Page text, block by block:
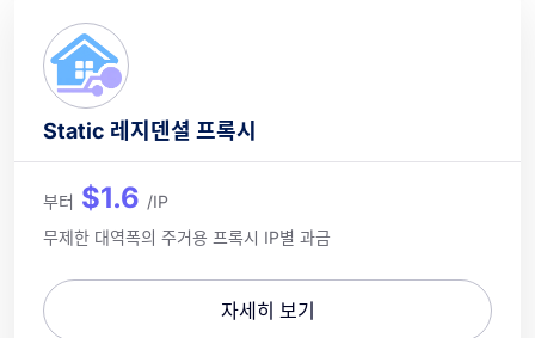
Static 레지덴셜 프록시
부터 $1.6 /IP
무제한 대역폭의 주거용 프록시 IP별 과금
자세히 보기